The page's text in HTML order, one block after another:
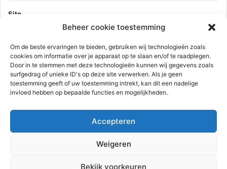
Beheer cookie toestemming
Om de beste ervaringen te bieden, gebruiken wij technologieën zoals
cookies om informatie over je apparaat op te slaan en/of te raadplegen.
Door in te stemmen met deze technologieën kunnen wij gegevens zoals
surfgedrag of unieke ID's op deze site verwerken. Als je geen
toestemming geeft of uw toestemming intrekt, kan dit een nadelige
invloed hebben op bepaalde functies en mogelijkheden.
Accepteren
Weigeren
Bekijk voorkeuren
Site
Mijn naam, e-mail en site opslaan in deze browser voor de
volgende keer wanneer ik een reactie plaats.
reactie gegevens worden verwerkt .